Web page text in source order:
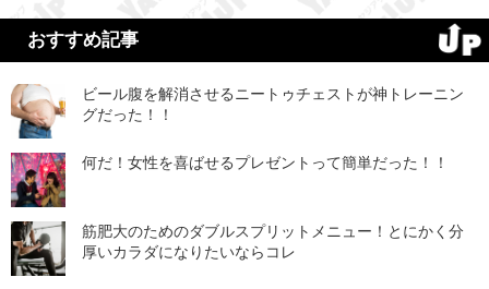
おすすめ記事
ビール腹を解消させるニートゥチェストが神トレーニン
グだった！！
何だ！女性を喜ばせるプレゼントって簡単だった！！
筋肥大のためのダブルスプリットメニュー！とにかく分
厚いカラダになりたいならコレ